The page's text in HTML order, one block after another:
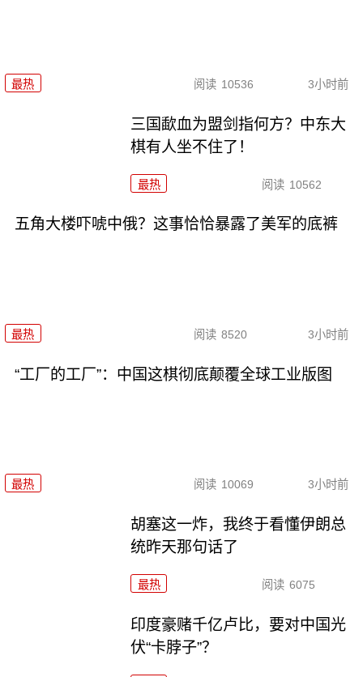
最热 阅读 10536 3小时前
三国歃血为盟剑指何方？中东大
棋有人坐不住了！
最热 阅读 10562
五角大楼吓唬中俄？这事恰恰暴露了美军的底裤
最热 阅读 8520 3小时前
“工厂的工厂”：中国这棋彻底颠覆全球工业版图
最热 阅读 10069 3小时前
胡塞这一炸，我终于看懂伊朗总
统昨天那句话了
最热 阅读 6075
印度豪赌千亿卢比，要对中国光
伏“卡脖子”？